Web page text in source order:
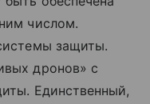
числом.
защиты.
дронов» с
Единственный,